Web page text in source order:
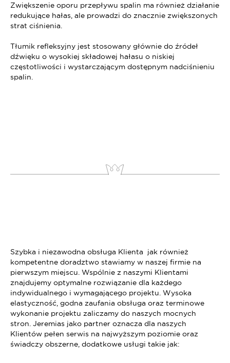
Zwiększenie oporu przepływu spalin ma również działanie
redukujące hałas, ale prowadzi do znacznie zwiększonych
strat ciśnienia.
Tłumik refleksyjny jest stosowany głównie do źródeł
dźwięku o wysokiej składowej hałasu o niskiej
częstotliwości i wystarczającym dostępnym nadciśnieniu
spalin.
Szybka i niezawodna obsługa Klienta jak również
kompetentne doradztwo stawiamy w naszej firmie na
pierwszym miejscu. Wspólnie z naszymi Klientami
znajdujemy optymalne rozwiązanie dla każdego
indywidualnego i wymagającego projektu. Wysoka
elastyczność, godna zaufania obsługa oraz terminowe
wykonanie projektu zaliczamy do naszych mocnych
stron. Jeremias jako partner oznacza dla naszych
Klientów pełen serwis na najwyższym poziomie oraz
świadczy obszerne, dodatkowe usługi takie jak: